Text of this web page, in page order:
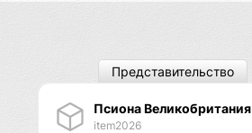
Псиона Великобритания
item2026
Представительство